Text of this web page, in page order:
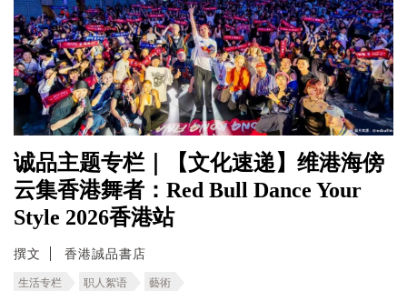
诚品主题专栏｜【文化速递】维港海傍
云集香港舞者：Red Bull Dance Your
Style 2026香港站
撰文 香港誠品書店
生活专栏 职人絮语 藝術